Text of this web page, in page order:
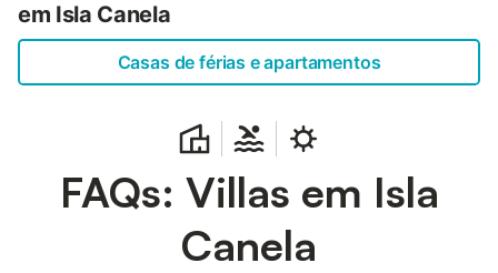
em Isla Canela
Casas de férias e apartamentos
FAQs: Villas em Isla
Canela